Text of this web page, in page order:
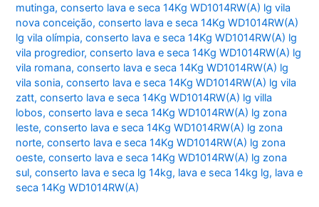
mutinga,conserto lava e seca 14Kg WD1014RW(A) lg vila
nova conceição,conserto lava e seca 14Kg WD1014RW(A)
lg vila olímpia,conserto lava e seca 14Kg WD1014RW(A) lg
vila progredior,conserto lava e seca 14Kg WD1014RW(A) lg
vila romana,conserto lava e seca 14Kg WD1014RW(A) lg
vila sonia,conserto lava e seca 14Kg WD1014RW(A) lg vila
zatt,conserto lava e seca 14Kg WD1014RW(A) lg villa
lobos,conserto lava e seca 14Kg WD1014RW(A) lg zona
leste,conserto lava e seca 14Kg WD1014RW(A) lg zona
norte,conserto lava e seca 14Kg WD1014RW(A) lg zona
oeste,conserto lava e seca 14Kg WD1014RW(A) lg zona
sul,conserto lava e seca lg 14kg, lava e seca 14kg lg, lava e
seca 14Kg WD1014RW(A)